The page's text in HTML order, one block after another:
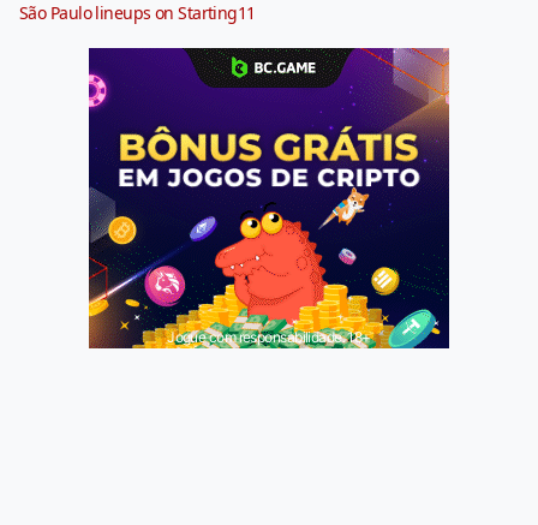
São Paulo lineups on Starting11
Jogue com responsabilidade. 18+